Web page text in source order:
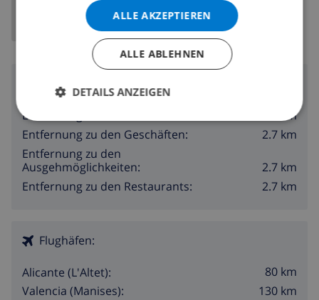
Umgebung
Entfernung zum Strand:
2.7 km
Entfernung zu den Geschäften:
2.7 km
Entfernung zu den
Ausgehmöglichkeiten:
2.7 km
Entfernung zu den Restaurants:
2.7 km
Flughäfen:
Alicante (L'Altet):
80 km
Valencia (Manises):
130 km
ALLE AKZEPTIEREN
ALLE ABLEHNEN
DETAILS ANZEIGEN